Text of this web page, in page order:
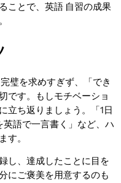
ことで、英語 自習の成果
璧を求めすぎず、「でき
です。もしモチベーショ
立ち返りましょう。「1日
語で一言書く」など、ハ
す。
し、達成したことに目を
にご褒美を用意するのも